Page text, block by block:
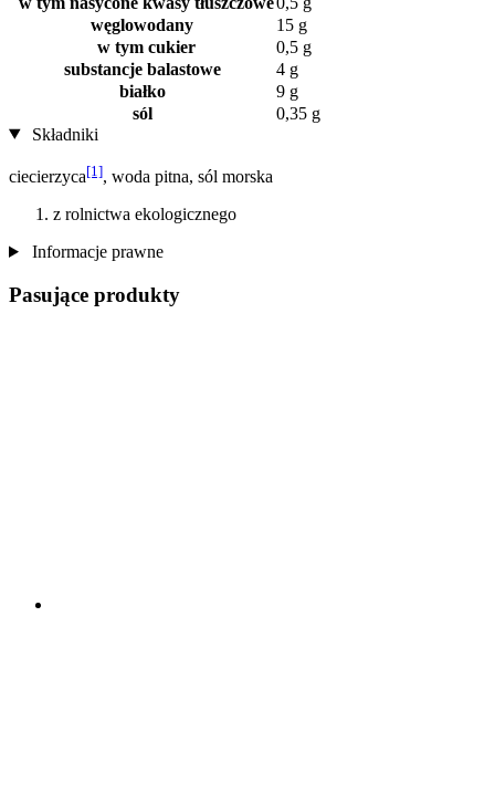
węglowodany
15 g
w tym cukier
0,5 g
substancje balastowe
4 g
białko
9 g
sól
0,35 g
Składniki
ciecierzyca[1], woda pitna, sól morska
z rolnictwa ekologicznego
Informacje prawne
Pasujące produkty